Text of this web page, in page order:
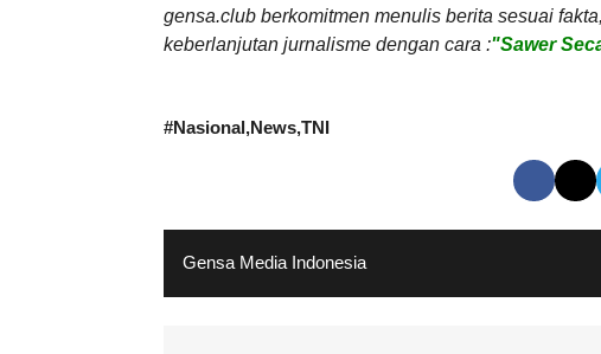
gensa.club berkomitmen menulis berita sesuai
keberlanjutan jurnalisme dengan cara :"Sawer
#Nasional News TNI
Gensa Media Indonesia